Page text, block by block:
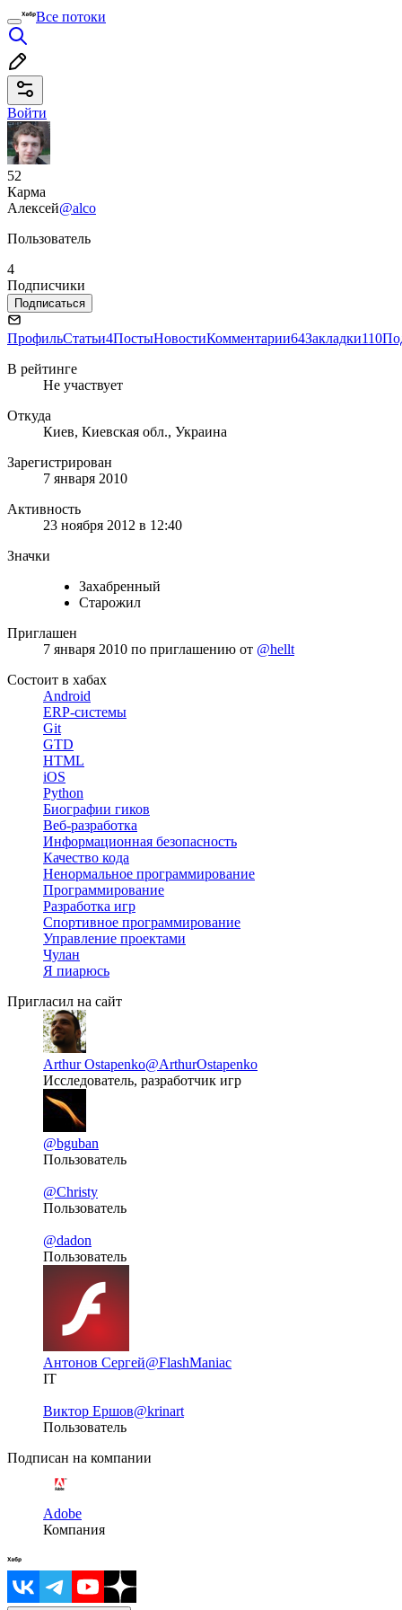
Все потоки
Войти
52
Карма
Алексей@alco
Пользователь
4
Подписчики
Подписаться
ПрофильСтатьи4ПостыНовостиКомментарии64Закладки110
В рейтинге
Не участвует
Откуда
Киев, Киевская обл., Украина
Зарегистрирован
7 января 2010
Активность
23 ноября 2012 в 12:40
Значки
Захабренный
Старожил
Приглашен
7 января 2010 по приглашению от @hellt
Состоит в хабах
Android
ERP-системы
Git
GTD
HTML
iOS
Python
Биографии гиков
Веб-разработка
Информационная безопасность
Качество кода
Ненормальное программирование
Программирование
Разработка игр
Спортивное программирование
Управление проектами
Чулан
Я пиарюсь
Пригласил на сайт
Arthur Ostapenko@ArthurOstapenko
Исследователь, разработчик игр
@bguban
Пользователь
@Christy
Пользователь
@dadon
Пользователь
Антонов Сергей@FlashManiac
IT
Виктор Ершов@krinart
Пользователь
Подписан на компании
Adobe
Компания